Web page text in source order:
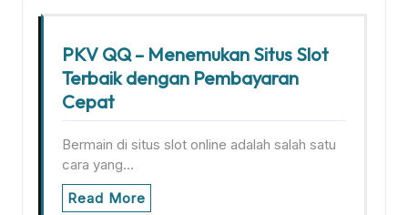
PKV QQ – Menemukan Situs Slot
Terbaik dengan Pembayaran
Cepat
Bermain di situs slot online adalah salah satu
cara yang…
Read More